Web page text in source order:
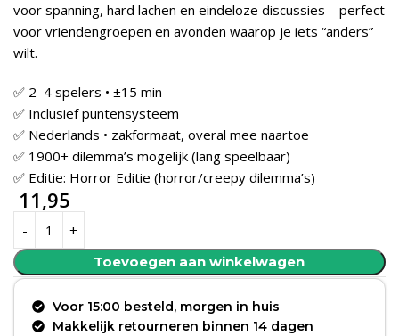
voor spanning, hard lachen en eindeloze discussies—perfect
voor vriendengroepen en avonden waarop je iets “anders”
wilt.
✅ 2–4 spelers • ±15 min
✅ Inclusief puntensysteem
✅ Nederlands • zakformaat, overal mee naartoe
✅ 1900+ dilemma’s mogelijk (lang speelbaar)
✅ Editie: Horror Editie (horror/creepy dilemma’s)
11,95
Toevoegen aan winkelwagen
Voor 15:00 besteld, morgen in huis
Makkelijk retourneren binnen 14 dagen